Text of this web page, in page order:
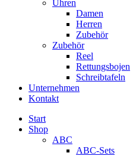
Uhren
Damen
Herren
Zubehör
Zubehör
Reel
Rettungsbojen
Schreibtafeln
Unternehmen
Kontakt
Start
Shop
ABC
ABC-Sets